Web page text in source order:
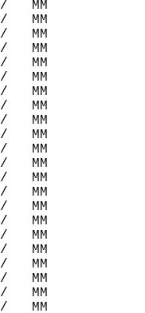
/   MM
/   MM
/   MM
MM
/   MM
/   MM
/   MM
/   MM
/   MM
/   MM
MM
MM
/   MM
/   MM
/   MM
/   MM
/   MM
/   MM
/   MM
/   MM
/   MM
/   MM